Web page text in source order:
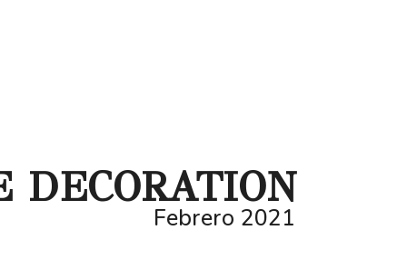
DECORATION
Febrero 2021